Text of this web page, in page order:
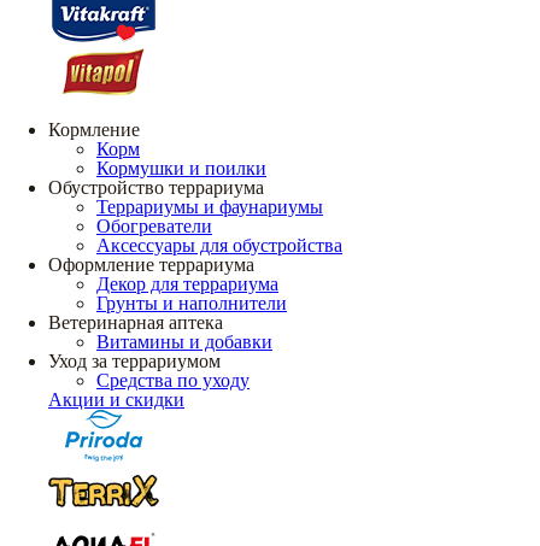
Кормление
Корм
Кормушки и поилки
Обустройство террариума
Террариумы и фаунариумы
Обогреватели
Аксессуары для обустройства
Оформление террариума
Декор для террариума
Грунты и наполнители
Ветеринарная аптека
Витамины и добавки
Уход за террариумом
Средства по уходу
Акции и скидки